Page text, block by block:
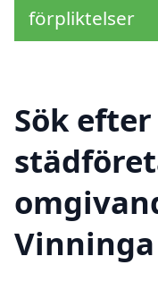
förpliktelser
Sök
Vinninga